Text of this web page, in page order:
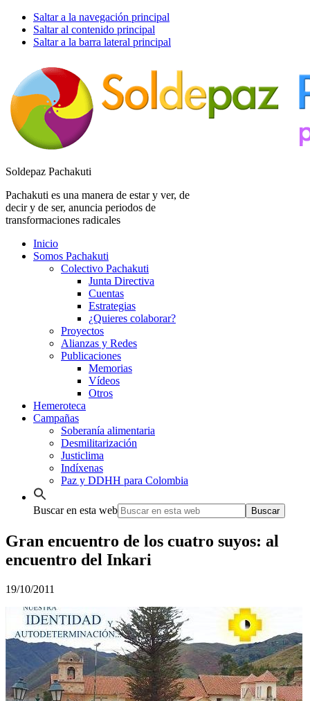
Saltar a la navegación principal
Saltar al contenido principal
Saltar a la barra lateral principal
Soldepaz Pachakuti
Pachakuti es una manera de estar y ver, de
decir y de ser, anuncia periodos de
transformaciones radicales
Inicio
Somos Pachakuti
Colectivo Pachakuti
Junta Directiva
Cuentas
Estrategias
¿Quieres colaborar?
Proyectos
Alianzas y Redes
Publicaciones
Memorias
Vídeos
Otros
Hemeroteca
Campañas
Soberanía alimentaria
Desmilitarización
Justiclima
Indíxenas
Paz y DDHH para Colombia
Buscar en esta web
Gran encuentro de los cuatro suyos: al
encuentro del Inkari
19/10/2011